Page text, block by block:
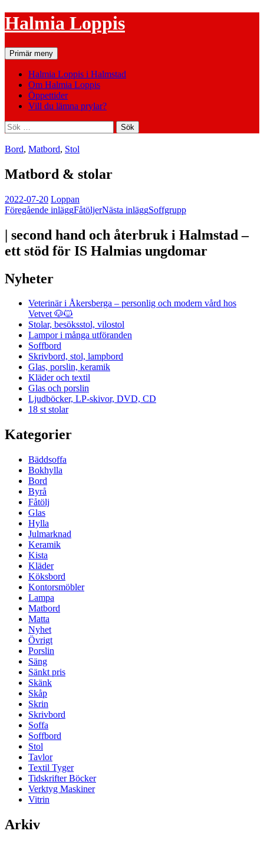
Hoppa
till
Halmia Loppis
SökPrimär meny
Halmia Loppis i Halmstad
Om Halmia Loppis
Öppettider
Vill du lämna prylar?
Sök
efter:
Bord, Matbord, Stol
Matbord & stolar
2022-07-20 Loppan
Inläggsnavigering
Föregående inläggFåtöljerNästa inläggSoffgrupp
| second hand och återbruk i Halmstad –
ett stöd för IS Halmias ungdomar
Nyheter
Veterinär i Åkersberga – personlig och modern vård hos
Vetvet 🐶🐱
Stolar, besöksstol, vilostol
Lampor i många utföranden
Soffbord
Skrivbord, stol, lampbord
Glas, porslin, keramik
Kläder och textil
Glas och porslin
Ljudböcker, LP-skivor, DVD, CD
18 st stolar
Kategorier
Bäddsoffa
Bokhylla
Bord
Byrå
Fåtölj
Glas
Hylla
Julmarknad
Keramik
Kista
Kläder
Köksbord
Kontorsmöbler
Lampa
Matbord
Matta
Nyhet
Övrigt
Porslin
Säng
Sänkt pris
Skänk
Skåp
Skrin
Skrivbord
Soffa
Soffbord
Stol
Tavlor
Textil Tyger
Tidskrifter Böcker
Verktyg Maskiner
Vitrin
Arkiv